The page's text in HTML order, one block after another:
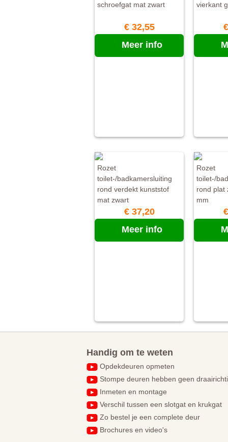
schroefgat mat zwart
€ 32,55
Meer info
vierkant
Rozet
toilet-/badkamersluiting
rond verdekt kunststof
mat zwart
€ 37,20
Meer info
Rozet
toilet-/
rond plat
mm
Handig om te weten
Opdekdeuren opmeten
Stompe deuren hebben geen
Inmeten en montage
Verschil tussen een slotgat en krukgat
Zo bestel je een complete deur
Brochures en video's